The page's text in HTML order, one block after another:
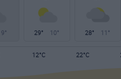
9° 29° 10° 28° 11°
12°C 22°C